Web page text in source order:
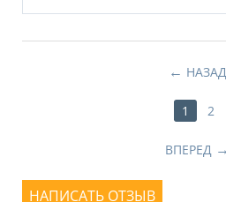
НАЗАД
1 2
ВПЕРЕД
НАПИСАТЬ ОТЗЫВ